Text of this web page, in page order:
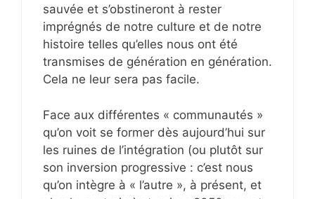
sauvée et s’obstineront à rester
imprégnés de notre culture et de notre
histoire telles qu’elles nous ont été
transmises de génération en génération.
Cela ne leur sera pas facile.
Face aux différentes « communautés »
qu’on voit se former dès aujourd’hui sur
les ruines de l’intégration (ou plutôt sur
son inversion progressive : c’est nous
qu’on intègre à « l’autre », à présent, et